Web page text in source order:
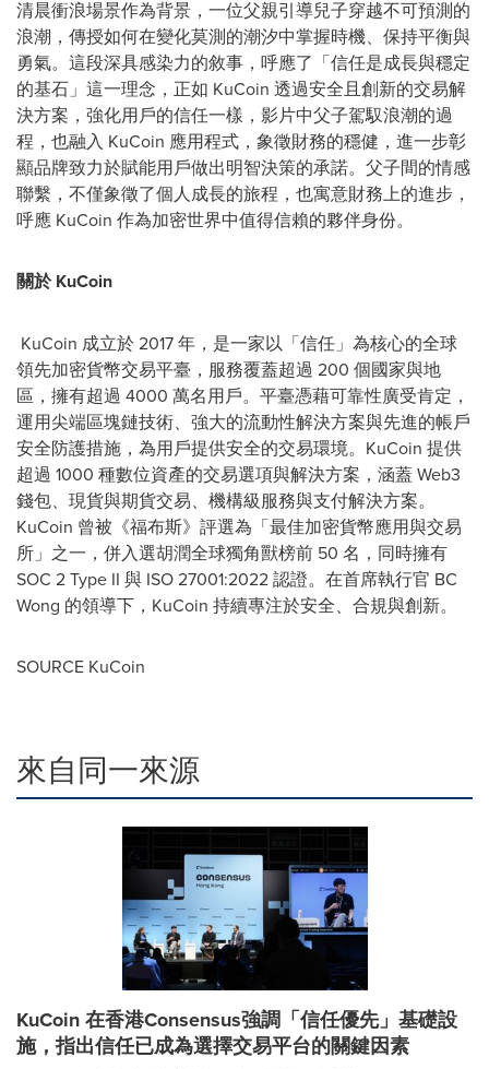
清晨衝浪場景作為背景，一位父親引導兒子穿越不可預測的
浪潮，傳授如何在變化莫測的潮汐中掌握時機、保持平衡與
勇氣。這段深具感染力的敘事，呼應了「信任是成長與穩定
的基石」這一理念，正如 KuCoin 透過安全且創新的交易解
決方案，強化用戶的信任一樣，影片中父子駕馭浪潮的過
程，也融入 KuCoin 應用程式，象徵財務的穩健，進一步彰
顯品牌致力於賦能用戶做出明智決策的承諾。父子間的情感
聯繫，不僅象徵了個人成長的旅程，也寓意財務上的進步，
呼應 KuCoin 作為加密世界中值得信賴的夥伴身份。
關於 KuCoin
KuCoin 成立於 2017 年，是一家以「信任」為核心的全球
領先加密貨幣交易平臺，服務覆蓋超過 200 個國家與地
區，擁有超過 4000 萬名用戶。平臺憑藉可靠性廣受肯定，
運用尖端區塊鏈技術、強大的流動性解決方案與先進的帳戶
安全防護措施，為用戶提供安全的交易環境。KuCoin 提供
超過 1000 種數位資產的交易選項與解決方案，涵蓋 Web3
錢包、現貨與期貨交易、機構級服務與支付解決方案。
KuCoin 曾被《福布斯》評選為「最佳加密貨幣應用與交易
所」之一，併入選胡潤全球獨角獸榜前 50 名，同時擁有
SOC 2 Type II 與 ISO 27001:2022 認證。在首席執行官 BC
Wong 的領導下，KuCoin 持續專注於安全、合規與創新。
SOURCE KuCoin
來自同一來源
KuCoin 在香港Consensus強調「信任優先」基礎設
施，指出信任已成為選擇交易平台的關鍵因素